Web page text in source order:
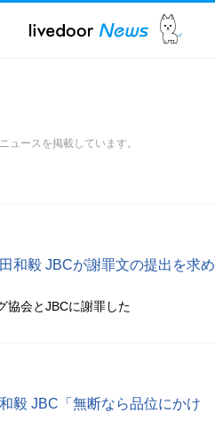
ュースを掲載しています。
和毅 JBCが謝罪文の提出を求め
協会とJBCに謝罪した
毅 JBC「無断なら品位にかけ